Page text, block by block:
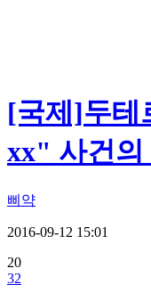
[국제]두테
xx" 사건의
삐약
2016-09-12 15:01
20
32